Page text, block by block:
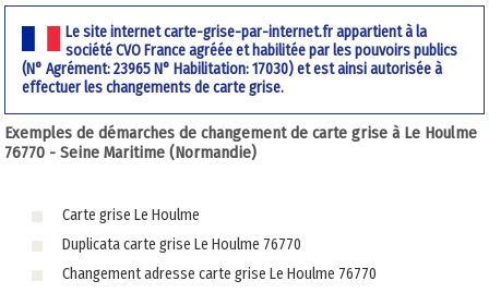
Le site internet carte-grise-par-internet.fr appartient à la
société CVO France agréée et habilitée par les pouvoirs publics
(N° Agrément: 23965 N° Habilitation: 17030) et est ainsi autorisée à
effectuer les changements de carte grise.
Exemples de démarches de changement de carte grise à Le Houlme
76770 - Seine Maritime (Normandie)
Carte grise Le Houlme
Duplicata carte grise Le Houlme 76770
Changement adresse carte grise Le Houlme 76770